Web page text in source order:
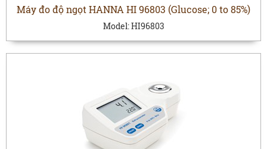
Máy đo độ ngọt HANNA HI 96803 (Glucose; 0 to 85%)
Model:HI96803